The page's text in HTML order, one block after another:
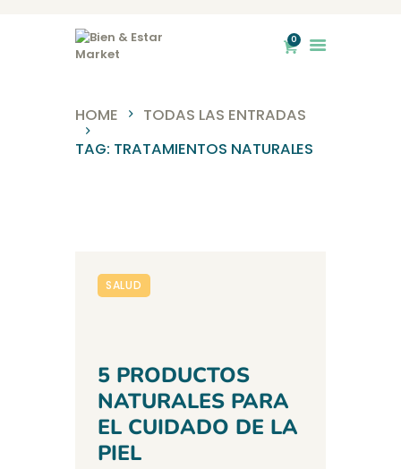
0
HOME
TODAS LAS ENTRADAS
TAG: TRATAMIENTOS NATURALES
INICIO
CONTACTO
SALUD
5 PRODUCTOS
NATURALES PARA
EL CUIDADO DE LA
PIEL